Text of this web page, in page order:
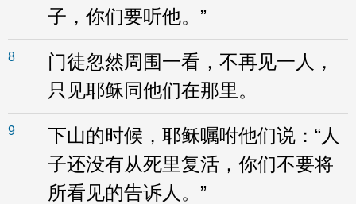
子，你们要听他。”
8
门徒忽然周围一看，不再见一人，
只见耶稣同他们在那里。
9
下山的时候，耶稣嘱咐他们说：“人
子还没有从死里复活，你们不要将
所看见的告诉人。”